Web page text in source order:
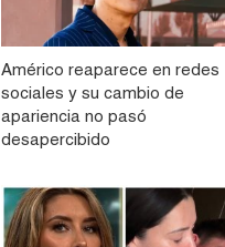
Américo reaparece en redes
sociales y su cambio de
apariencia no pasó
desapercibido